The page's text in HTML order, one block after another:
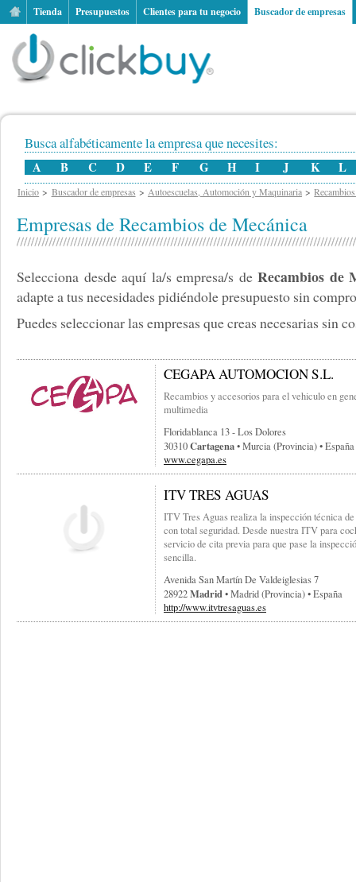
Tienda Presupuestos Clientes para tu negocio Buscador de empresas
Busca alfabéticamente la empresa que necesites:
A B C D E F G H I J K L
Inicio Buscador de empresas Autoescuelas, Automoción y Maquinaria
Empresas de Recambios de Mecánica
Selecciona desde aquí la/s empresa/s deRecambios de
adapte a tus necesidades pidiéndole presupuesto sin
Puedes seleccionar las empresas que creas necesarias sin
CEGAPA AUTOMOCION S.L.
Recambios y accesorios para el vehiculo en
multimedia
Floridablanca 13 - Los Dolores
30310Cartagena• Murcia (provincia) • España
www.cegapa.es
ITV TRES AGUAS
ITV Tres Aguas realiza la inspección técnica
con total seguridad. Desde nuestra ITV para
servicio de cita previa para que pase la
sencilla.
Avenida San Martín De Valdeiglesias 7
28922Madrid• Madrid (provincia) • España
http://www.itvtresaguas.es